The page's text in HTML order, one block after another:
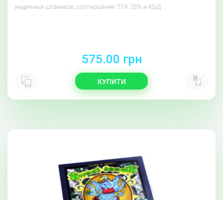
индичных штаммов, соотношение ТГК 28% и КБД ..
575.00 грн
КУПИТИ